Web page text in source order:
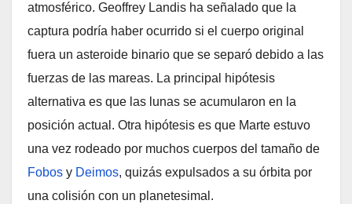
atmosférico. Geoffrey Landis ha señalado que la
captura podría haber ocurrido si el cuerpo original
fuera un asteroide binario que se separó debido a las
fuerzas de las mareas. La principal hipótesis
alternativa es que las lunas se acumularon en la
posición actual. Otra hipótesis es que Marte estuvo
una vez rodeado por muchos cuerpos del tamaño de
Fobos y Deimos, quizás expulsados ​​a su órbita por
una colisión con un planetesimal.